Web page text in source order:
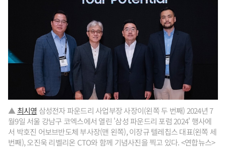
▲ 최시영 삼성전자 파운드리 사업부장 사장이(왼쪽 두 번째) 2024년 7
월9일 서울 강남구 코엑스에서 열린 '삼성 파운드리 포럼 2024' 행사에
서 박호진 어보브반도체 부사장(맨 왼쪽), 이장규 텔레칩스 대표(왼쪽 세
번째), 오진욱 리벨리온 CTO와 함께 기념사진을 찍고 있다. <연합뉴스>